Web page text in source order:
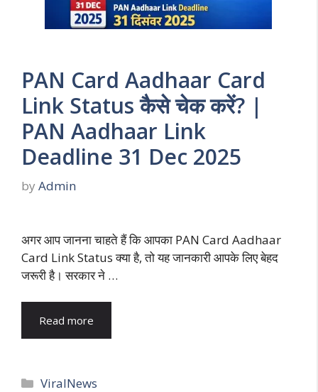
PAN Card Aadhaar Card
Link Status कैसे चेक करें? |
PAN Aadhaar Link
Deadline 31 Dec 2025
by Admin
अगर आप जानना चाहते हैं कि आपका PAN Card Aadhaar
Card Link Status क्या है, तो यह जानकारी आपके लिए बेहद
जरूरी है। सरकार ने …
Read more
Categories
ViralNews